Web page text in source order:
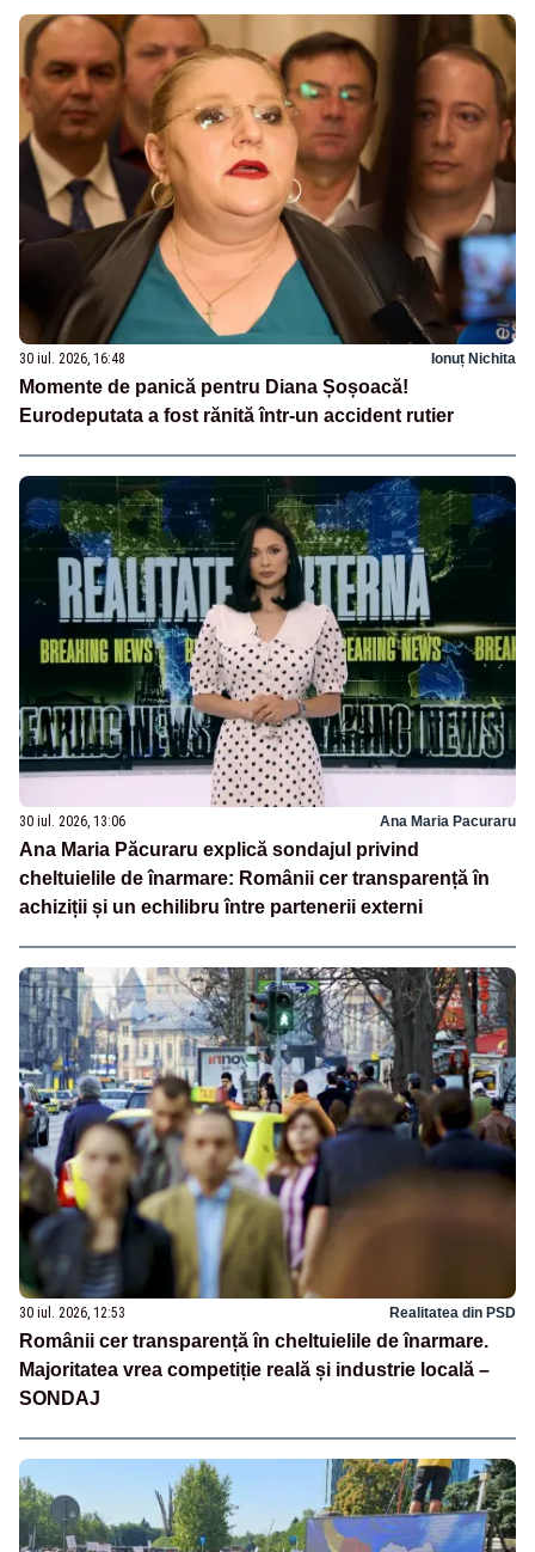
30 iul. 2026, 16:48 Ionuț Nichita
Momente de panică pentru Diana Șoșoacă!
Eurodeputata a fost rănită într-un accident rutier
30 iul. 2026, 13:06 Ana Maria Pacuraru
Ana Maria Păcuraru explică sondajul privind
cheltuielile de înarmare: Românii cer transparență în
achiziții și un echilibru între partenerii externi
30 iul. 2026, 12:53 Realitatea din PSD
Românii cer transparență în cheltuielile de înarmare.
Majoritatea vrea competiție reală și industrie locală –
SONDAJ